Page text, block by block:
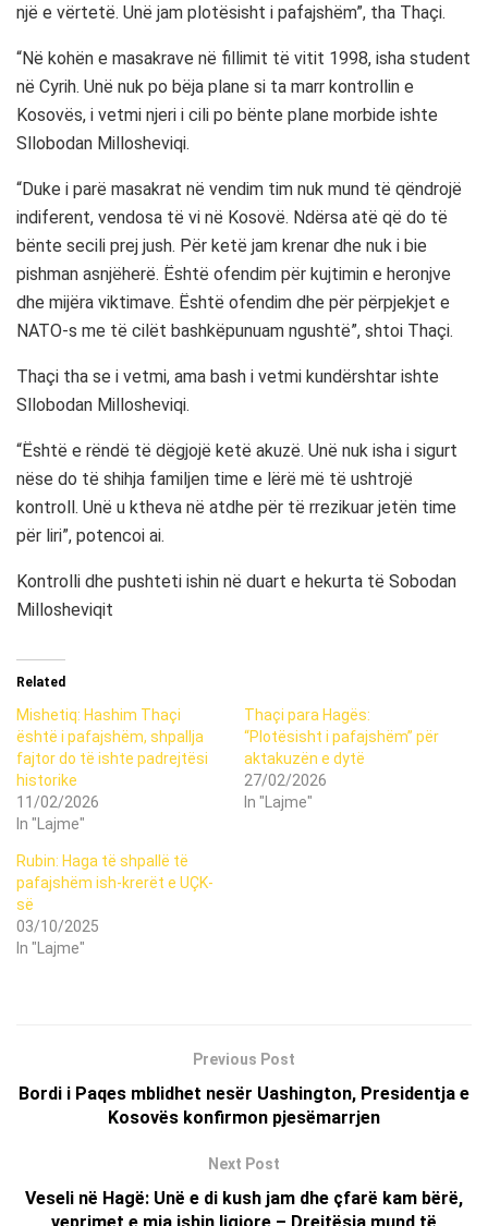
një e vërtetë. Unë jam plotësisht i pafajshëm”, tha Thaçi.
“Në kohën e masakrave në fillimit të vitit 1998, isha student
në Cyrih. Unë nuk po bëja plane si ta marr kontrollin e
Kosovës, i vetmi njeri i cili po bënte plane morbide ishte
Sllobodan Millosheviqi.
“Duke i parë masakrat në vendim tim nuk mund të qëndrojë
indiferent, vendosa të vi në Kosovë. Ndërsa atë që do të
bënte secili prej jush. Për ketë jam krenar dhe nuk i bie
pishman asnjëherë. Është ofendim për kujtimin e heronjve
dhe mijëra viktimave. Është ofendim dhe për përpjekjet e
NATO-s me të cilët bashkëpunuam ngushtë”, shtoi Thaçi.
Thaçi tha se i vetmi, ama bash i vetmi kundërshtar ishte
Sllobodan Millosheviqi.
“Është e rëndë të dëgjojë ketë akuzë. Unë nuk isha i sigurt
nëse do të shihja familjen time e lërë më të ushtrojë
kontroll. Unë u ktheva në atdhe për të rrezikuar jetën time
për liri”, potencoi ai.
Kontrolli dhe pushteti ishin në duart e hekurta të Sobodan
Millosheviqit
Related
Mishetiq: Hashim Thaçi
është i pafajshëm, shpallja
fajtor do të ishte padrejtësi
historike
11/02/2026
In "Lajme"
Thaçi para Hagës:
“Plotësisht i pafajshëm” për
aktakuzën e dytë
27/02/2026
In "Lajme"
Rubin: Haga të shpallë të
pafajshëm ish-krerët e UÇK-
së
03/10/2025
In "Lajme"
Previous Post
Bordi i Paqes mblidhet nesër Uashington, Presidentja e
Kosovës konfirmon pjesëmarrjen
Next Post
Veseli në Hagë: Unë e di kush jam dhe çfarë kam bërë,
veprimet e mia ishin ligjore – Drejtësia mund të